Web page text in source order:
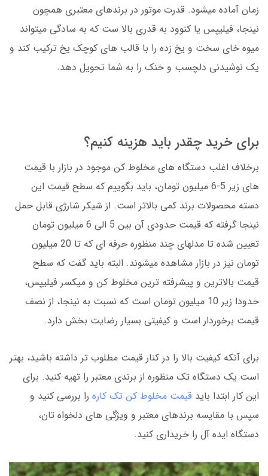
زمان آماده میشود. قدرت موتور در برندهای معتبری همچون
نینجا، فیلیپس یا کنوود به قدری بالا ست که به سادگی میتواند
میوه خای سخت و یخ زده را با قالب های کوچک یخ ترکیب کند و
یک نوشیدنی دلچسب و خنک را به شما تحویل دهد.
برای خرید چقدر باید هزینه کنیم؟
برخلاف اغلب دستگاه های مخلوط کن موجود در بازار با قیمت
های زیر 5-6 میلیون تومان، باید بگوییم که سطح قیمت این
دسته محصولات برند کمی بالاتر است. از شیکر شارژی قابل حمل
نینجا گرفته که قیمت حدودی آن بین 5 الی 6 میلیون تومان
تعیین شده تا مدلهای چند منظوره حرفه ای که تا 20 میلیون
تومان نیز در بازار مشاهده میشوند. البته باید گفت که سطح
قیمت بالاترین و پیشرفته ترین مخلوط کن و میکسر فیلیپس،
حدودا زیر 10 میلیون تومان است که نسبت به نینجا، از نصف
قیمت برخوردار است و کیفیتی بسیار رضایت بخش دارد.
برای آنکه کیفیت بالا را در کنار قیمت مطلوب تر داشته باشید، بهتر
است یک دستگاه تک منظوره از برندی معتبر را تهیه کنید. برای
این کار ابتدا باید قیمت مخلوط کن تک کاره را بررسی کنید و
سپس با مقایسه برندهای معتبر و ویژگی های دلخواه تان،
دستگاه ایده آل را خریداری کنید.